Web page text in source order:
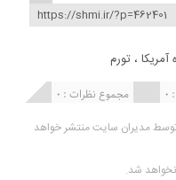
آمریکا ،تورم
مجموع نظرات : 0
مدیران سایت منتشر خواهد
نخواهد شد.